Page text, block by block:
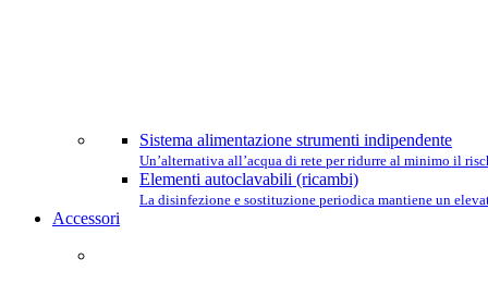
Sistema alimentazione strumenti indipendente
Un’alternativa all’acqua di rete per ridurre al minimo il
Elementi autoclavabili (ricambi)
La disinfezione e sostituzione periodica mantiene un
Accessori